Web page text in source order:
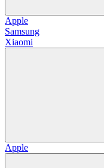
Apple
Samsung
Xiaomi
Apple